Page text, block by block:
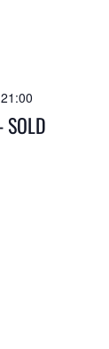
21:00